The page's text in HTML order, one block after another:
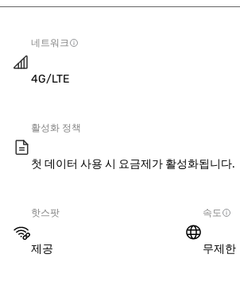
네트워크
4G/LTE
활성화 정책
첫 데이터 사용 시 요금제가 활성화됩니다.
핫스팟
제공
속도
무제한